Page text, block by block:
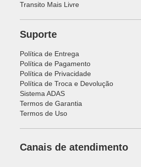
Transito Mais Livre
Suporte
Política de Entrega
Política de Pagamento
Política de Privacidade
Política de Troca e Devolução
Sistema ADAS
Termos de Garantia
Termos de Uso
Canais de atendimento